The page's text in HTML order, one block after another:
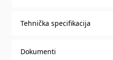
Tehnička specifikacija
Dokumenti